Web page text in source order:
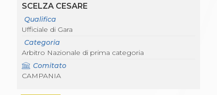
SCELZA CESARE
Qualifica
Ufficiale di Gara
Categoria
Arbitro Nazionale di prima categoria
Comitato
CAMPANIA